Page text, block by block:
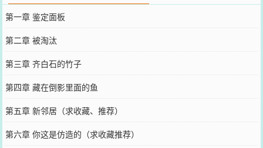
第一章 鉴定面板
第二章 被淘汰
第三章 齐白石的竹子
第四章 藏在倒影里面的鱼
第五章 新邻居（求收藏、推荐）
第六章 你这是仿造的（求收藏推荐）